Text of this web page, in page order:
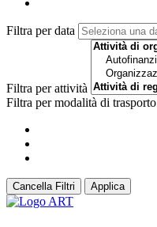
Filtra per data
Filtra per attività
Filtra per modalità di trasporto
Cancella Filtri Applica